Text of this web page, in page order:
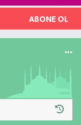
ABONE OL